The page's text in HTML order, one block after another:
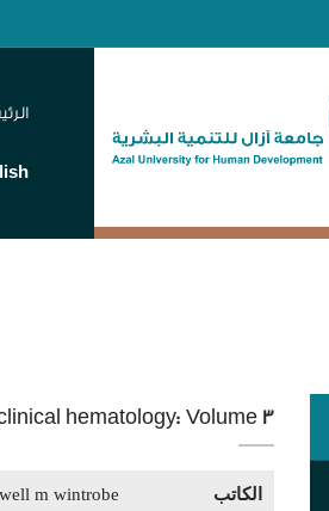
hematology: Volume 3
الكاتب m wintrobe